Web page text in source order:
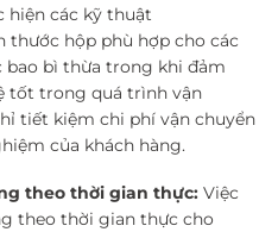
hiện các kỹ thuật
thước hộp phù hợp cho các
bao bì thừa trong khi đảm
tốt trong quá trình vận
tiết kiệm chi phí vận chuyển
của khách hàng.
theo thời gian thực: Việc
theo thời gian thực cho